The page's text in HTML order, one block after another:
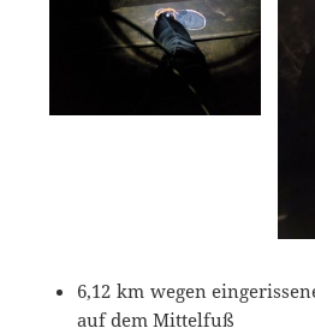
6,12 km wegen
auf dem Mittelfuß